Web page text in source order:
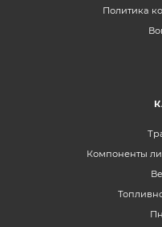
Политика
Компоненты